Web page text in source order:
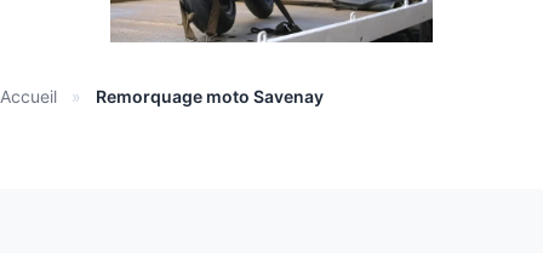
Accueil » Remorquage moto Savenay